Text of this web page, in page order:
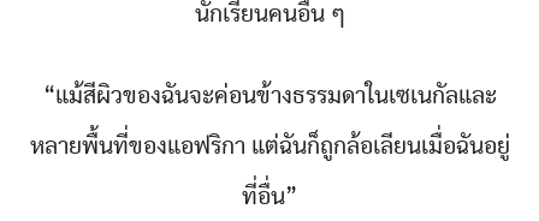
นักเรียนคนอื่น ๆ
“แม้สีผิวของฉันจะค่อนข้างธรรมดาในเซเนกัลและ
หลายพื้นที่ของแอฟริกา แต่ฉันก็ถูกล้อเลียนเมื่อฉันอยู่
ที่อื่น”